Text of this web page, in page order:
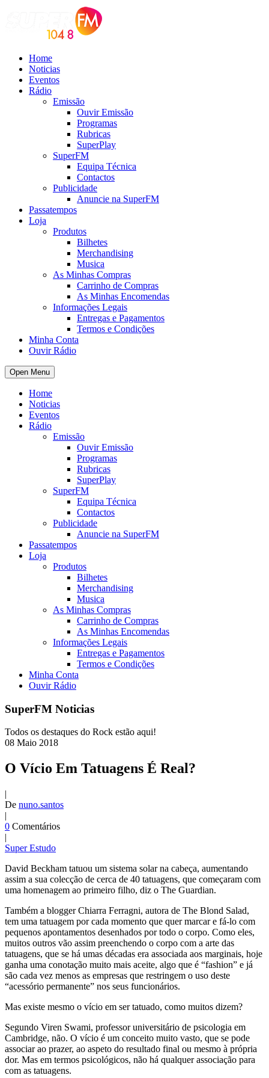
Home
Noticias
Eventos
Rádio
Emissão
Ouvir Emissão
Programas
Rubricas
SuperPlay
SuperFM
Equipa Técnica
Contactos
Publicidade
Anuncie na SuperFM
Passatempos
Loja
Produtos
Bilhetes
Merchandising
Musica
As Minhas Compras
Carrinho de Compras
As Minhas Encomendas
Informações Legais
Entregas e Pagamentos
Termos e Condições
Minha Conta
Ouvir Rádio
Open Menu
Home
Noticias
Eventos
Rádio
Emissão
Ouvir Emissão
Programas
Rubricas
SuperPlay
SuperFM
Equipa Técnica
Contactos
Publicidade
Anuncie na SuperFM
Passatempos
Loja
Produtos
Bilhetes
Merchandising
Musica
As Minhas Compras
Carrinho de Compras
As Minhas Encomendas
Informações Legais
Entregas e Pagamentos
Termos e Condições
Minha Conta
Ouvir Rádio
SuperFM Noticias
Todos os destaques do Rock estão aqui!
08 Maio 2018
O Vício Em Tatuagens É Real?
|
De nuno.santos
|
0 Comentários
|
Super Estudo
David Beckham tatuou um sistema solar na cabeça, aumentando
assim a sua colecção de cerca de 40 tatuagens, que começaram com
uma homenagem ao primeiro filho, diz o The Guardian.
Também a blogger Chiarra Ferragni, autora de The Blond Salad,
tem uma tatuagem por cada momento que quer marcar e fá-lo com
pequenos apontamentos desenhados por todo o corpo. Como eles,
muitos outros vão assim preenchendo o corpo com a arte das
tatuagens, que se há umas décadas era associada aos marginais, hoje
ganha uma conotação muito mais aceite, algo que é “fashion” e já
são cada vez menos as empresas que restringem o uso deste
“acessório permanente” nos seus funcionários.
Mas existe mesmo o vício em ser tatuado, como muitos dizem?
Segundo Viren Swami, professor universitário de psicologia em
Cambridge, não. O vício é um conceito muito vasto, que se pode
associar ao prazer, ao aspeto do resultado final ou mesmo à própria
dor. Mas em termos psicológicos, não há qualquer associação para
com as tatuagens.